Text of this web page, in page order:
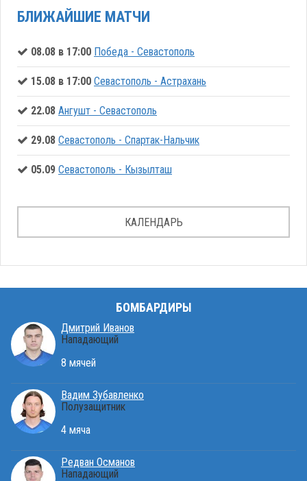
БЛИЖАЙШИЕ МАТЧИ
08.08 в 17:00 Победа - Севастополь
15.08 в 17:00 Севастополь - Астрахань
22.08 Ангушт - Севастополь
29.08 Севастополь - Спартак-Нальчик
05.09 Севастополь - Кызылташ
КАЛЕНДАРЬ
БОМБАРДИРЫ
Дмитрий Иванов
Нападающий
8 мячей
Вадим Зубавленко
Полузащитник
4 мяча
Редван Османов
Нападающий